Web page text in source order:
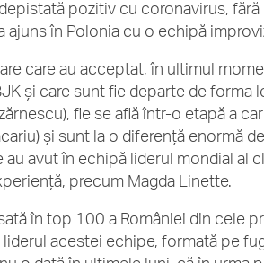
pozitiv cu coronavirus, fără
ajuns în Polonia cu o echipă
care au acceptat, în ultimul
și care sunt fie departe de forma
fie se află într-o etapă a
și sunt la o diferență enormă
avut în echipă liderul mondial al
precum Magda Linette.
în top 100 a României din cele
acestei echipe, formată pe